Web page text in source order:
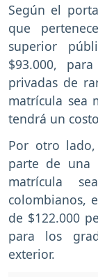
Según el
que
superior
$93.000,
privadas de
matrícula sea
tendrá un
Por otro
parte de una
matrícula
colombianos,
de $122.000
para los
exterior.